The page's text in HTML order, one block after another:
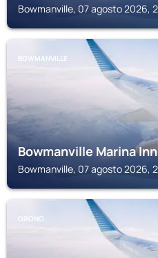
Bowmanville, 07 agosto 2026,
BOWMANVILLE
Bowmanville Marina
Bowmanville, 07 agosto 2026,
ORONO